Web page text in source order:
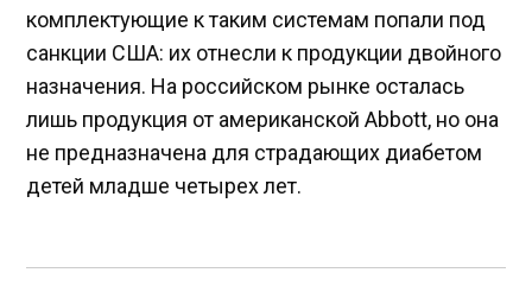
комплектующие к таким системам попали под
санкции США: их отнесли к продукции двойного
назначения. На российском рынке осталась
лишь продукция от американской Abbott, но она
не предназначена для страдающих диабетом
детей младше четырех лет.